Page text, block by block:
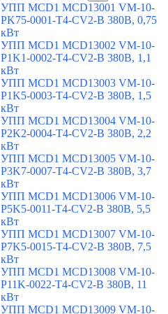
УПП MCD1 MCD13001 VM-10-
PK75-0001-T4-CV2-B 380В, 0,75
кВт
УПП MCD1 MCD13002 VM-10-
P1K1-0002-T4-CV2-B 380В, 1,1
кВт
УПП MCD1 MCD13003 VM-10-
P1K5-0003-T4-CV2-B 380В, 1,5
кВт
УПП MCD1 MCD13004 VM-10-
P2K2-0004-T4-CV2-B 380В, 2,2
кВт
УПП MCD1 MCD13005 VM-10-
P3K7-0007-T4-CV2-B 380В, 3,7
кВт
УПП MCD1 MCD13006 VM-10-
P5K5-0011-T4-CV2-B 380В, 5,5
кВт
УПП MCD1 MCD13007 VM-10-
P7K5-0015-T4-CV2-B 380В, 7,5
кВт
УПП MCD1 MCD13008 VM-10-
P11K-0022-T4-CV2-B 380В, 11
кВт
УПП MCD1 MCD13009 VM-10-